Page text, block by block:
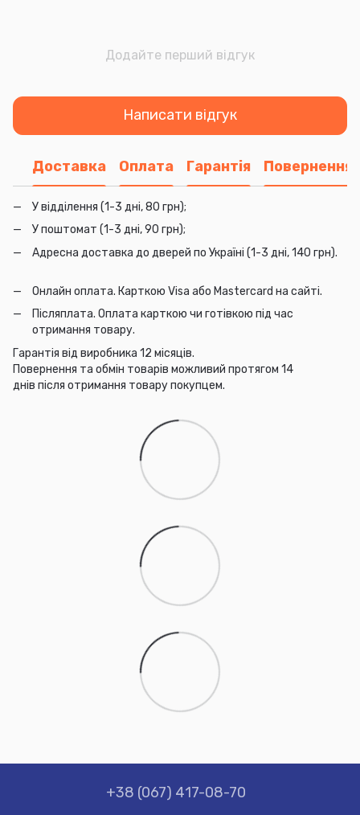
Додайте перший відгук
Написати відгук
Доставка Оплата Гарантія Повернення
У відділення (1-3 дні, 80 грн);
У поштомат (1-3 дні, 90 грн);
Адресна доставка до дверей по Україні (1-3 дні, 140 грн).
Онлайн оплата. Карткою Visa або Mastercard на сайті.
Післяплата. Оплата карткою чи готівкою під час
отримання товару.
Гарантія від виробника 12 місяців.
Повернення та обмін товарів можливий протягом 14
днів після отримання товару покупцем.
+38 (067) 417-08-70